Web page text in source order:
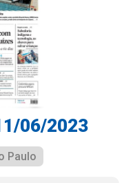
06/2023
Paulo